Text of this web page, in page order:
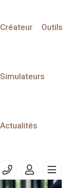
Créateur Outils
Simulateurs
Actualités
relevé de